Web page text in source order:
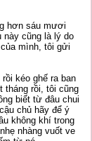
hơn sáu mươi
này cũng là lý do
mình, tôi gửi
kéo ghế ra ban
tháng rồi, tôi cũng
biết từ đâu chui
chủ hãy để ý
không khí trong
nhàng vuốt ve